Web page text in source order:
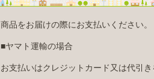
商品をお届けの際にお支払いください。
■ヤマト運輸の場合
お支払いはクレジットカード又は代引